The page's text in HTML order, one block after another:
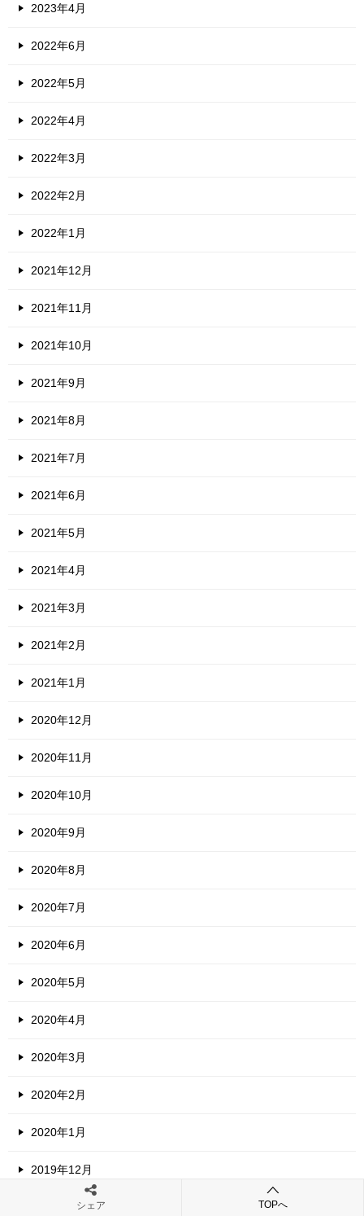
2023年4月
2022年6月
2022年5月
2022年4月
2022年3月
2022年2月
2022年1月
2021年12月
2021年11月
2021年10月
2021年9月
2021年8月
2021年7月
2021年6月
2021年5月
2021年4月
2021年3月
2021年2月
2021年1月
2020年12月
2020年11月
2020年10月
2020年9月
2020年8月
2020年7月
2020年6月
2020年5月
2020年4月
2020年3月
2020年2月
2020年1月
2019年12月
2019年11月シェア TOPへ